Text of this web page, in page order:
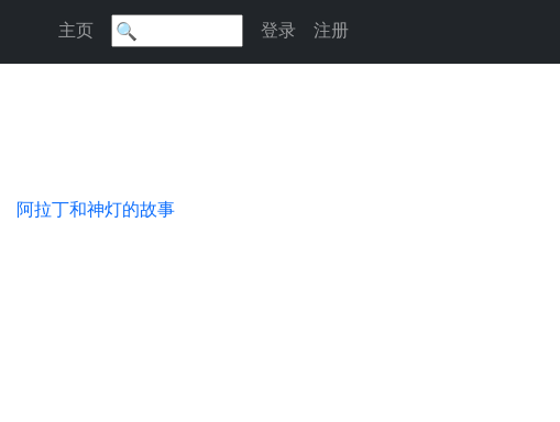
主页 登录 注册
阿拉丁和神灯的故事